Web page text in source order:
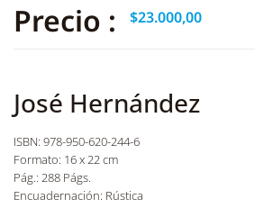
Precio : $23.000,00
José Hernández
ISBN: 978-950-620-244-6
Formato: 16 x 22 cm
Pág.: 288 Págs.
Encuadernación: Rústica